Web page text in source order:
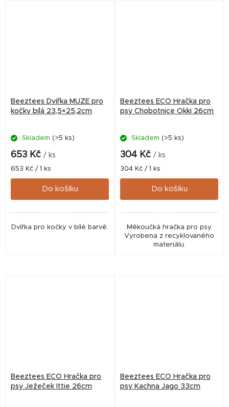
Beeztees Dvířka MUZE pro
kočky bílá 23,5×25,2cm
Skladem (>5 ks)
653 Kč / ks
Měrná
cena:
653 Kč / 1 ks
Do košíku
Dvířka pro kočky v bílé barvě.
Beeztees ECO Hračka pro
psy Chobotnice Okki 26cm
Skladem (>5 ks)
304 Kč / ks
Měrná
cena:
304 Kč / 1 ks
Do košíku
Měkoučká hračka pro psy.
Vyrobena z recyklovaného
materiálu.
Beeztees ECO Hračka pro
psy Ježeček Ittie 26cm
Beeztees ECO Hračka pro
psy Kachna Jago 33cm